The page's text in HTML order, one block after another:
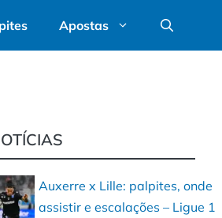
Apostas
Auxerre x Lille: palpites, onde
assistir e escalações – Ligue 1